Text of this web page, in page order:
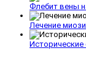
Флебит вены
Лечение